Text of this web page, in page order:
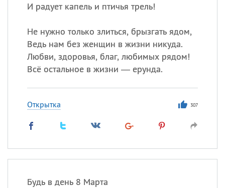
И радует капель и птичья трель!
Не нужно только злиться, брызгать ядом,
Ведь нам без женщин в жизни никуда.
Любви, здоровья, благ, любимых рядом!
Всё остальное в жизни — ерунда.
Открытка 307
Будь в день 8 Марта